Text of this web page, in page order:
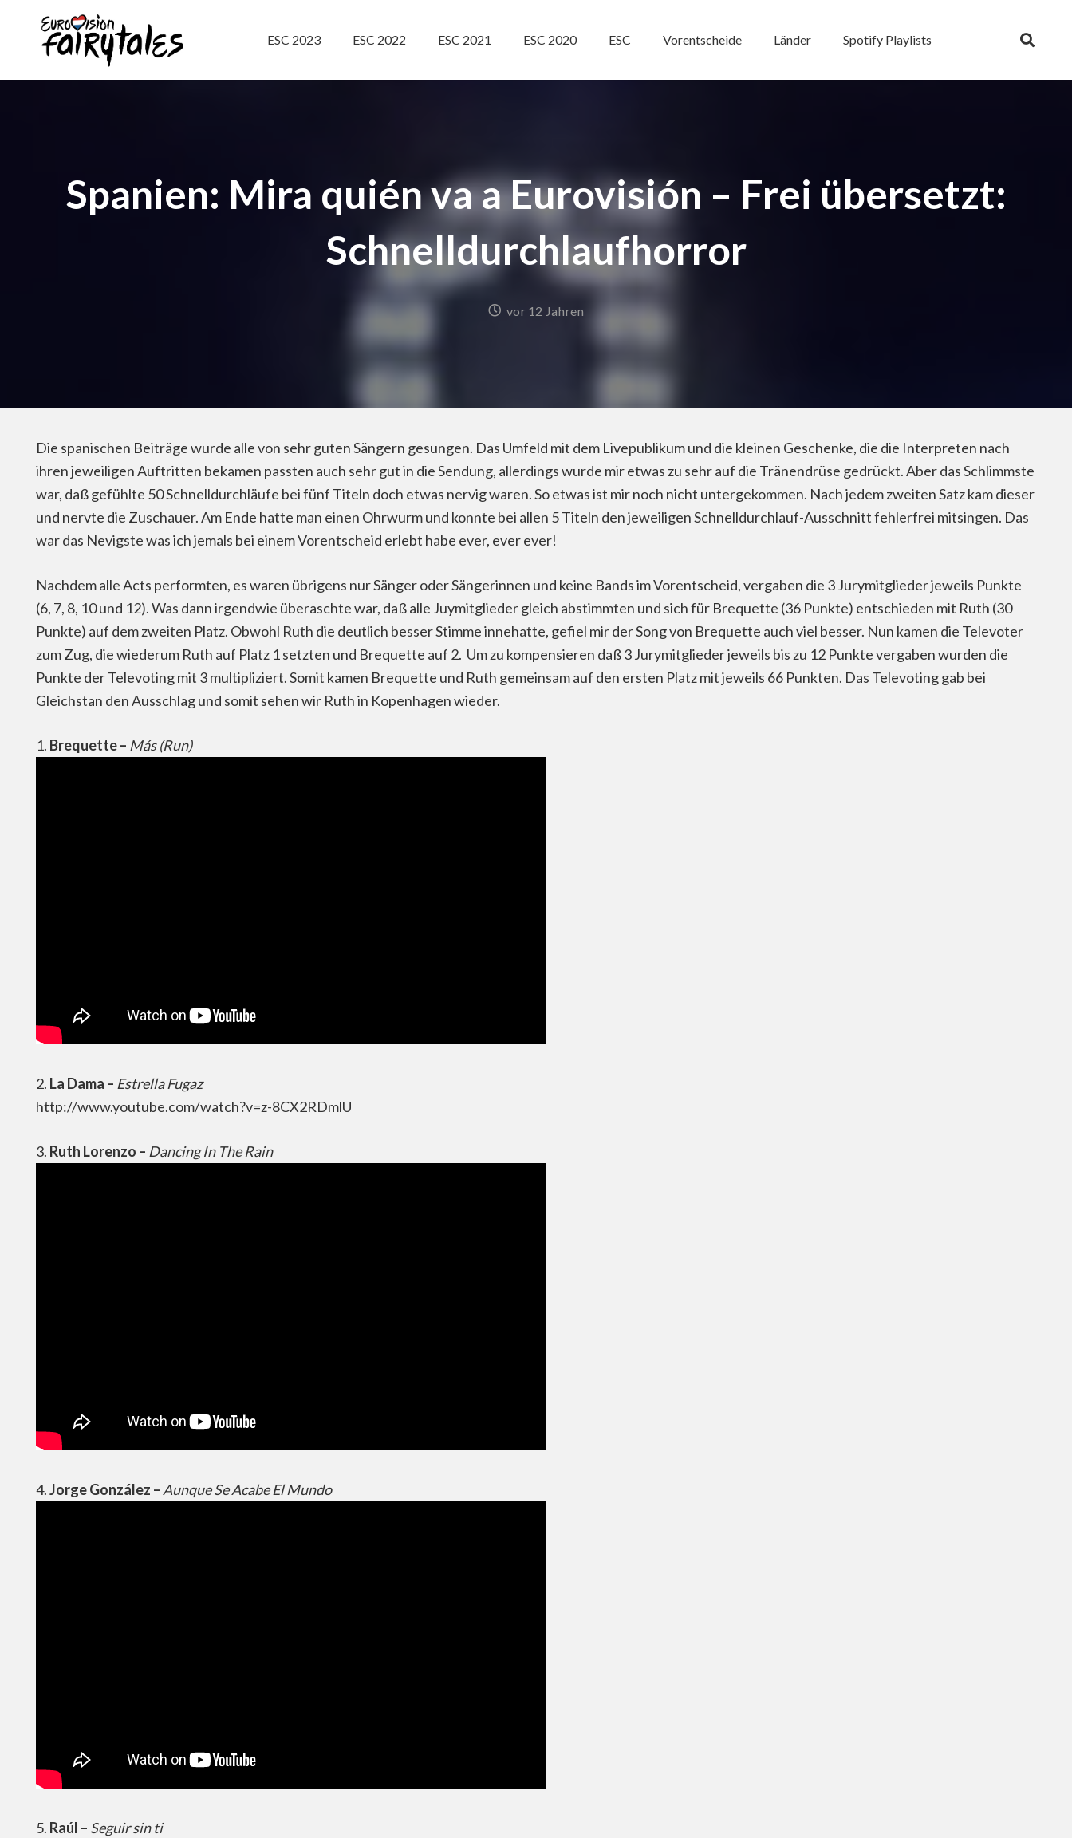
ESC 2023 ESC 2022 ESC 2021 ESC 2020 ESC Vorentscheide Länder Spotify Playlists
Spanien: Mira quién va a Eurovisión – Frei übersetzt:
Schnelldurchlaufhorror
vor 12 Jahren
Die spanischen Beiträge wurde alle von sehr guten Sängern gesungen. Das Umfeld mit dem Livepublikum und die kleinen Geschenke, die die Interpreten nach
ihren jeweiligen Auftritten bekamen passten auch sehr gut in die Sendung, allerdings wurde mir etwas zu sehr auf die Tränendrüse gedrückt. Aber das Schlimmste
war, daß gefühlte 50 Schnelldurchläufe bei fünf Titeln doch etwas nervig waren. So etwas ist mir noch nicht untergekommen. Nach jedem zweiten Satz kam dieser
und nervte die Zuschauer. Am Ende hatte man einen Ohrwurm und konnte bei allen 5 Titeln den jeweiligen Schnelldurchlauf-Ausschnitt fehlerfrei mitsingen. Das
war das Nevigste was ich jemals bei einem Vorentscheid erlebt habe ever, ever ever!
Nachdem alle Acts performten, es waren übrigens nur Sänger oder Sängerinnen und keine Bands im Vorentscheid, vergaben die 3 Jurymitglieder jeweils Punkte
(6, 7, 8, 10 und 12). Was dann irgendwie überaschte war, daß alle Juymitglieder gleich abstimmten und sich für Brequette (36 Punkte) entschieden mit Ruth (30
Punkte) auf dem zweiten Platz. Obwohl Ruth die deutlich besser Stimme innehatte, gefiel mir der Song von Brequette auch viel besser. Nun kamen die Televoter
zum Zug, die wiederum Ruth auf Platz 1 setzten und Brequette auf 2. Um zu kompensieren daß 3 Jurymitglieder jeweils bis zu 12 Punkte vergaben wurden die
Punkte der Televoting mit 3 multipliziert. Somit kamen Brequette und Ruth gemeinsam auf den ersten Platz mit jeweils 66 Punkten. Das Televoting gab bei
Gleichstan den Ausschlag und somit sehen wir Ruth in Kopenhagen wieder.
1. Brequette – Más (Run)
2. La Dama – Estrella Fugaz
http://www.youtube.com/watch?v=z-8CX2RDmlU
3. Ruth Lorenzo – Dancing In The Rain
4.Jorge González – Aunque Se Acabe El Mundo
5. Raúl – Seguir sin ti